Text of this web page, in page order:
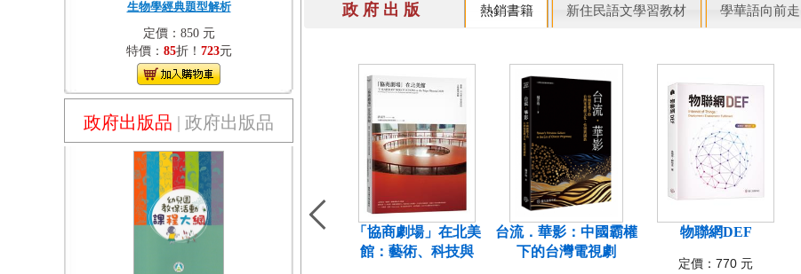
生物學經典題型解析
定價：850 元
特價： 85折！ 723元
政府出版品 | 政府出版品
政 府 出 版 熱銷書籍 新住民語文學習教材 學華語向前走
「協商劇場」在北美
館：藝術、科技與
台流．華影：中國霸權
下的台灣電視劇
物聯網DEF
定價：770 元